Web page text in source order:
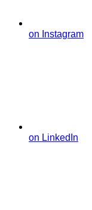
on Instagram
on LinkedIn